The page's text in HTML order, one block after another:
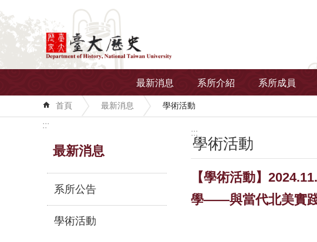
跳到主要內容區塊
最新消息 系所介紹 系所成員
首頁 最新消息 學術活動
:::
最新消息
系所公告
學術活動
:::
學術活動
【學術活動】
學——與當代北美實